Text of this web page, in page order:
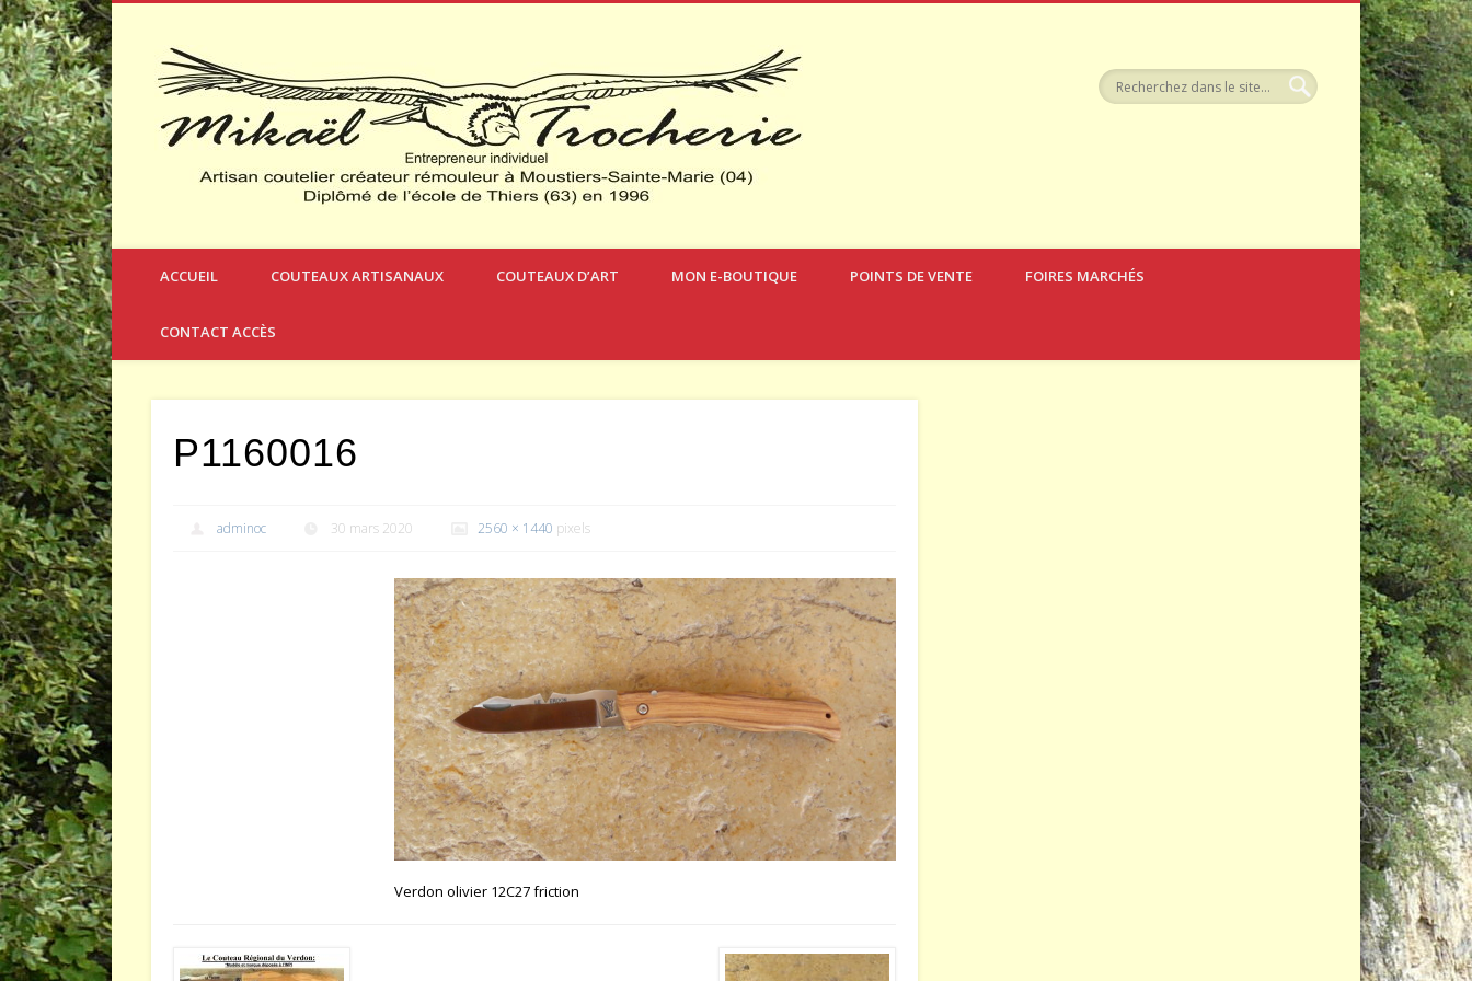
Verdon Coutellerie
Créateur et Fabricant de Couteaux à Thèmes
ACCUEIL COUTEAUX ARTISANAUX COUTEAUX D’ART MON E-BOUTIQUE POINTS DE VENTE FOIRES MARCHÉS
CONTACT ACCÈS
P1160016
adminoc 30 mars 2020 2560 × 1440 pixels
Verdon olivier 12C27 friction